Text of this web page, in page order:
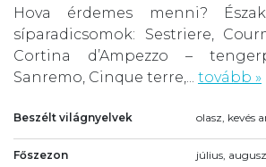
Hova érdemes menni?
síparadicsomok: Sestriere,
Cortina d’Ampezzo –
Sanremo, Cinque terre,... tovább »
Beszélt világnyelvek olasz, kevés
Főszezon július,